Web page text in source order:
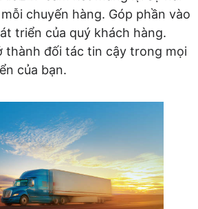
chuyến hàng. Góp phần vào
triển của quý khách hàng.
thành đối tác tin cậy trong mọi
của bạn.